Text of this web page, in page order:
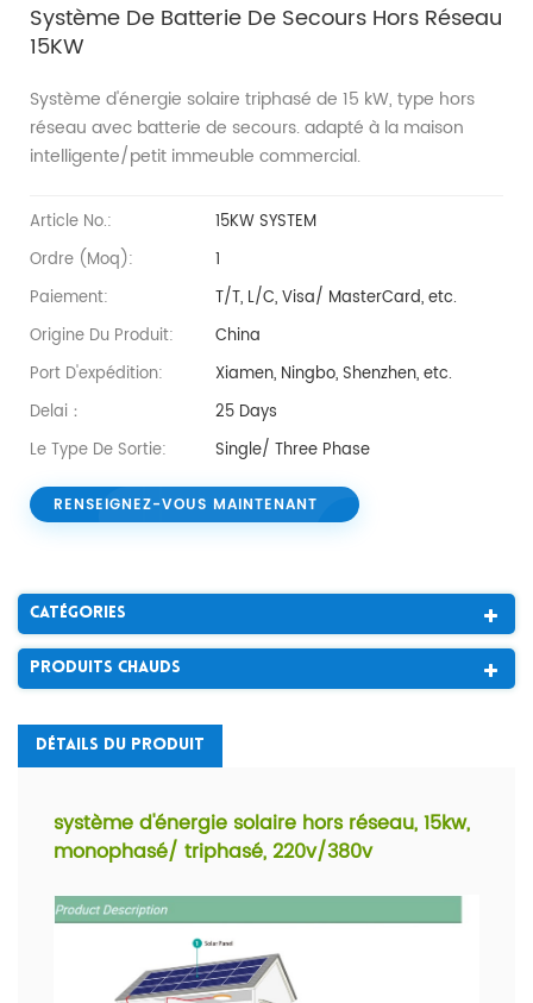
Système De Batterie De Secours Hors Réseau
15KW
Système d'énergie solaire triphasé de 15 kW, type hors
réseau avec batterie de secours. adapté à la maison
intelligente/petit immeuble commercial.
Article No.:
15KW SYSTEM
Ordre (moq):
1
Paiement:
T/T, L/C, Visa/ MasterCard, etc.
Origine Du Produit:
China
Port D'expédition:
Xiamen, Ningbo, Shenzhen, etc.
Delai：
25 Days
Le Type De Sortie:
Single/ Three Phase
RENSEIGNEZ-VOUS MAINTENANT
Catégories
Produits Chauds
Détails Du Produit
système d'énergie solaire hors réseau, 15kw,
monophasé/ triphasé, 220v/380v